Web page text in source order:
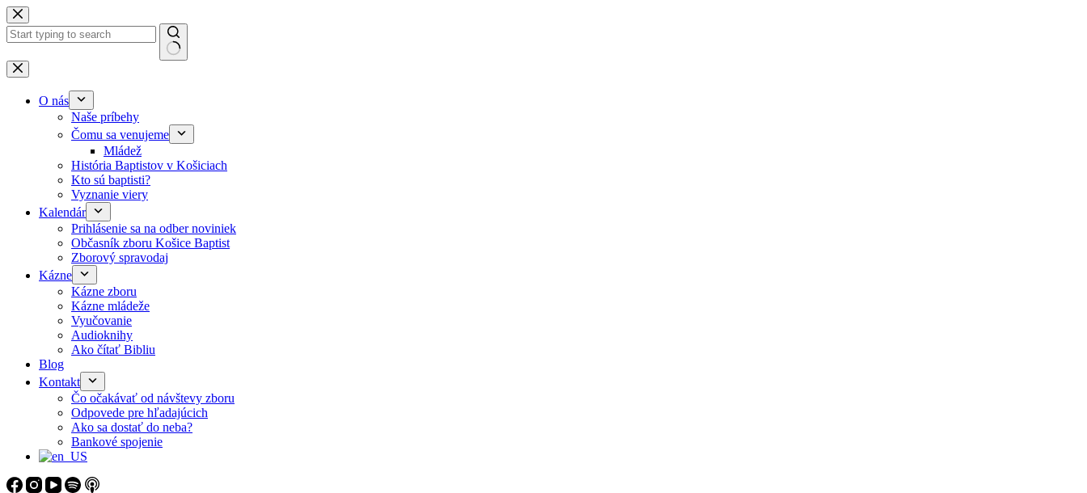
Skip to content
No results
O nás
Naše príbehy
Čomu sa venujeme
Mládež
História Baptistov v Košiciach
Kto sú baptisti?
Vyznanie viery
Kalendár
Prihlásenie sa na odber noviniek
Občasník zboru Košice Baptist
Zborový spravodaj
Kázne
Kázne zboru
Kázne mládeže
Vyučovanie
Audioknihy
Ako čítať Bibliu
Blog
Kontakt
Čo očakávať od návštevy zboru
Odpovede pre hľadajúcich
Ako sa dostať do neba?
Bankové spojenie